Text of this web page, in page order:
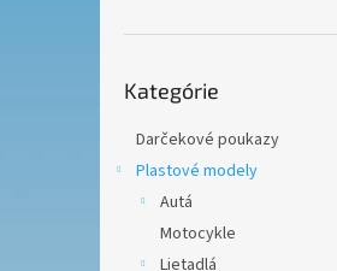
kategórie
Kategórie
Darčekové poukazy
Plastové modely
Autá
Motocykle
Lietadlá